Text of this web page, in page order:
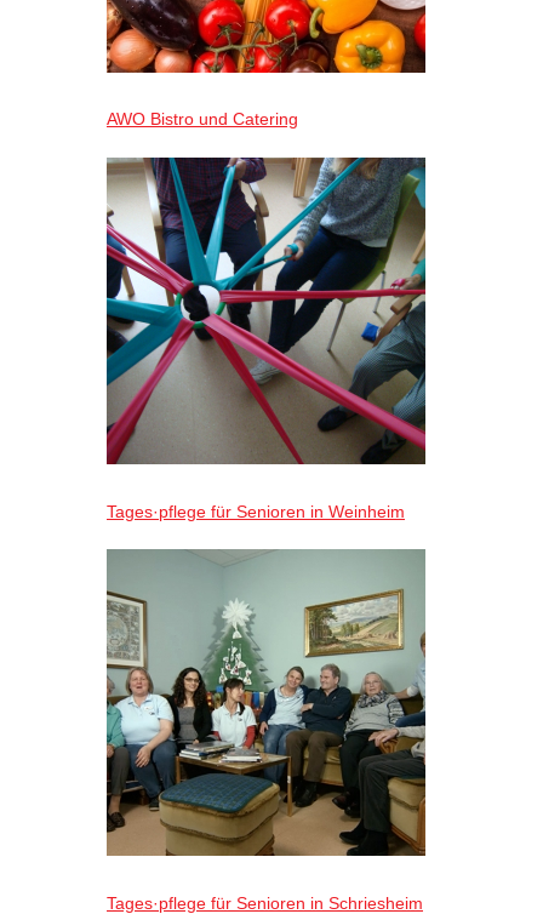
AWO Bistro und Catering
Tages·pflege für Senioren in Weinheim
Tages·pflege für Senioren in Schriesheim